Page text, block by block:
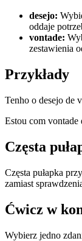
desejo:
oddaje
vontade:
zestawienia
Przykłady
Tenho o desejo de
Estou com vontade
Częsta
Częsta pułapka
zamiast
Ćwicz w
Wybierz jedno